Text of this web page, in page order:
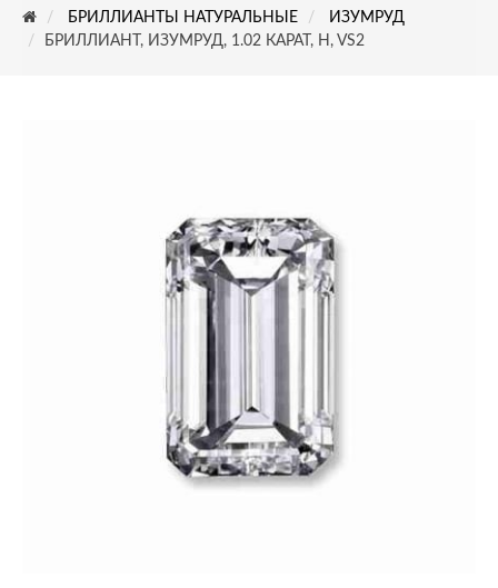
БРИЛЛИАНТЫ НАТУРАЛЬНЫЕ
ИЗУМРУД
БРИЛЛИАНТ, ИЗУМРУД, 1.02 КАРАТ, H, VS2